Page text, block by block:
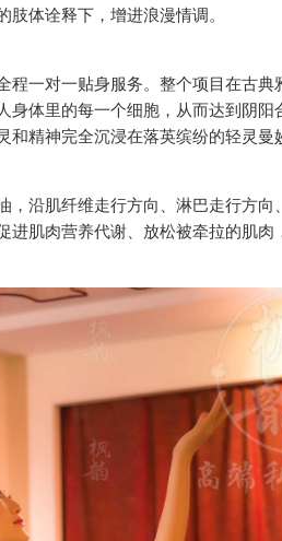
体诠释下，增进浪漫情调。
一对一贴身服务。整个项目在古典
体里的每一个细胞，从而达到阴阳
精神完全沉浸在落英缤纷的轻灵曼
，沿肌纤维走行方向、淋巴走行方向
肌肉营养代谢、放松被牵拉的肌肉